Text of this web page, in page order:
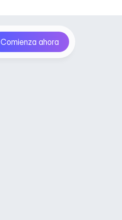
Comienza ahora